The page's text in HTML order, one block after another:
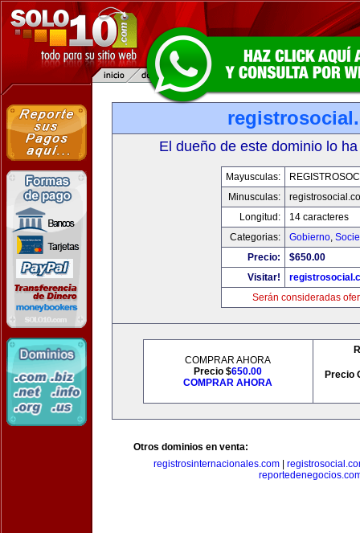
El dueño de este dominio lo
Mayusculas:
Minusculas:
Longitud:
14 caracteres
Categorias:
Gobierno,
Precio:
$650.00
Visitar!
Serán consideradas
COMPRAR AHORA
Precio $650.00
COMPRAR AHORA
Precio
Otros dominios en venta:
registrosinternacionales.com